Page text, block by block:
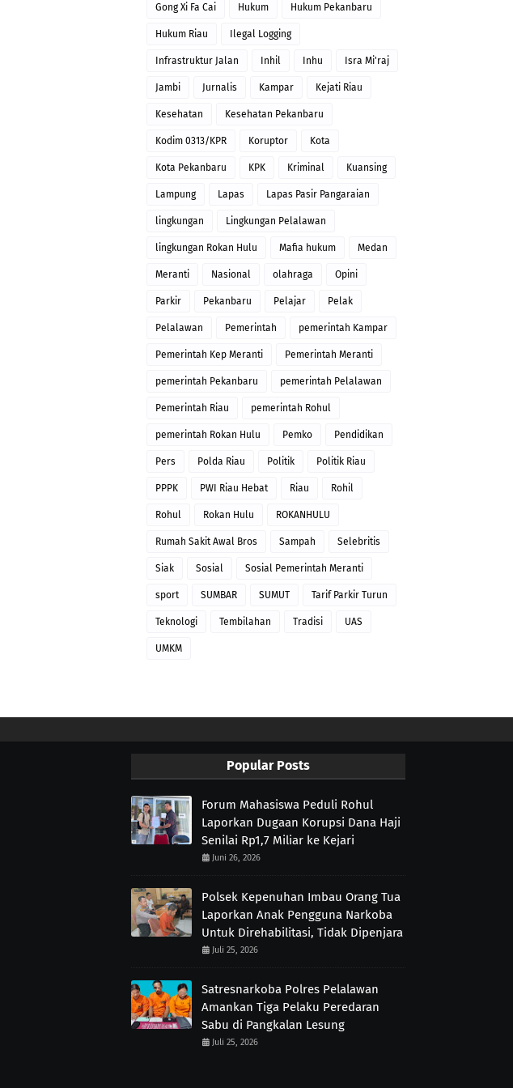
Gong Xi Fa Cai Hukum Hukum Pekanbaru
Hukum Riau Ilegal Logging
Infrastruktur Jalan Inhil Inhu Isra Mi'raj
Jambi Jurnalis Kampar Kejati Riau
Kesehatan Kesehatan Pekanbaru
Kodim 0313/KPR Koruptor Kota
Kota Pekanbaru KPK Kriminal Kuansing
Lampung Lapas Lapas Pasir Pangaraian
lingkungan Lingkungan Pelalawan
lingkungan Rokan Hulu Mafia hukum Medan
Meranti Nasional olahraga Opini
Parkir Pekanbaru Pelajar Pelak
Pelalawan Pemerintah pemerintah Kampar
Pemerintah Kep Meranti Pemerintah Meranti
pemerintah Pekanbaru pemerintah Pelalawan
Pemerintah Riau pemerintah Rohul
pemerintah Rokan Hulu Pemko Pendidikan
Pers Polda Riau Politik Politik Riau
PPPK PWI Riau Hebat Riau Rohil
Rohul Rokan Hulu ROKANHULU
Rumah Sakit Awal Bros Sampah Selebritis
Siak Sosial Sosial Pemerintah Meranti
sport SUMBAR SUMUT Tarif Parkir Turun
Teknologi Tembilahan Tradisi UAS
UMKM
Popular Posts
Forum Mahasiswa Peduli Rohul
Laporkan Dugaan Korupsi Dana Haji
Senilai Rp1,7 Miliar ke Kejari
Juni 26, 2026
Polsek Kepenuhan Imbau Orang Tua
Laporkan Anak Pengguna Narkoba
Untuk Direhabilitasi, Tidak Dipenjara
Juli 25, 2026
Satresnarkoba Polres Pelalawan
Amankan Tiga Pelaku Peredaran
Sabu di Pangkalan Lesung
Juli 25, 2026